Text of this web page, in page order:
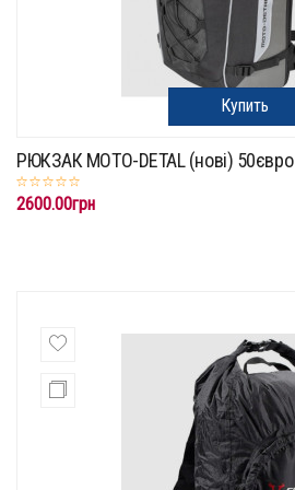
Купить
РЮКЗАК MOTO-DETAL (нові) 50євро
2600.00грн